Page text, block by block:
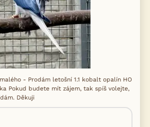
- Prodám letošní 1.1 kobalt opalín HO
Pokud budete mít zájem, tak spíš volejte,
Děkuji